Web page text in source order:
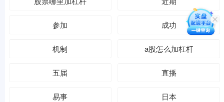
参加 成功
机制 a股怎么加杠杆
五届 直播
易事 日本